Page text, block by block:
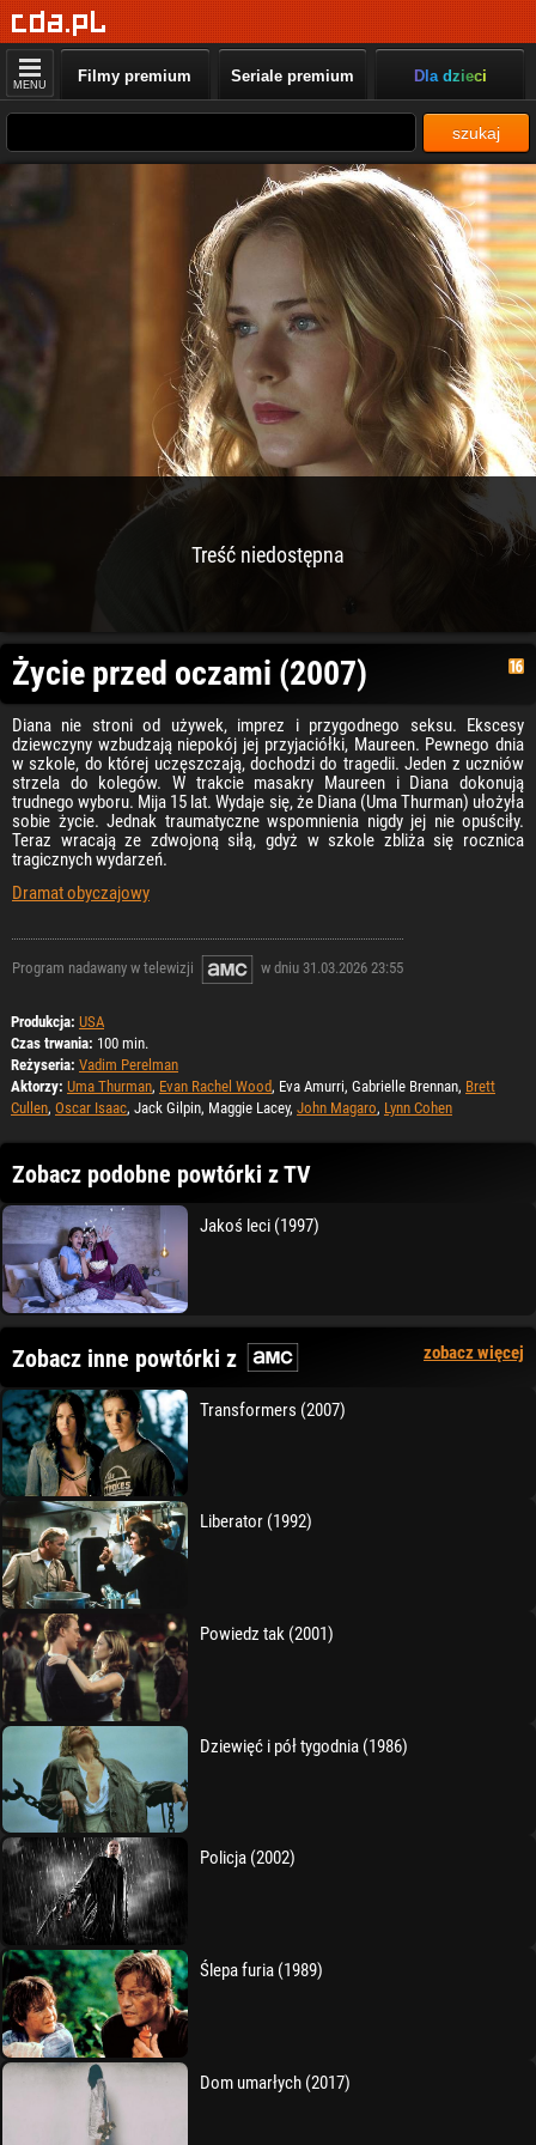
MENU Filmy premium Seriale premium Dla dzieci
szukaj
Treść niedostępna
Życie przed oczami (2007)
Diana nie stroni od używek, imprez i przygodnego seksu. Ekscesy
dziewczyny wzbudzają niepokój jej przyjaciółki, Maureen. Pewnego dnia
w szkole, do której uczęszczają, dochodzi do tragedii. Jeden z uczniów
strzela do kolegów. W trakcie masakry Maureen i Diana dokonują
trudnego wyboru. Mija 15 lat. Wydaje się, że Diana (Uma Thurman) ułożyła
sobie życie. Jednak traumatyczne wspomnienia nigdy jej nie opuściły.
Teraz wracają ze zdwojoną siłą, gdyż w szkole zbliża się rocznica
tragicznych wydarzeń.
Dramat obyczajowy
Program nadawany w telewizji w dniu 31.03.2026 23:55
Produkcja: USA
Czas trwania: 100 min.
Reżyseria: Vadim Perelman
Aktorzy: Uma Thurman, Evan Rachel Wood, Eva Amurri, Gabrielle Brennan, Brett
Cullen, Oscar Isaac, Jack Gilpin, Maggie Lacey, John Magaro, Lynn Cohen
Zobacz podobne powtórki z TV
Jakoś leci (1997)
Zobacz inne powtórki z zobacz więcej
Transformers (2007)
Liberator (1992)
Powiedz tak (2001)
Dziewięć i pół tygodnia (1986)
Policja (2002)
Ślepa furia (1989)
Dom umarłych (2017)